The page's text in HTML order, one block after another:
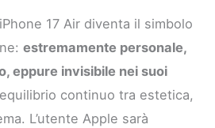
17 Air diventa il simbolo
estremamente personale,
eppure invisibile nei suoi
continuo tra estetica,
L’utente Apple sarà